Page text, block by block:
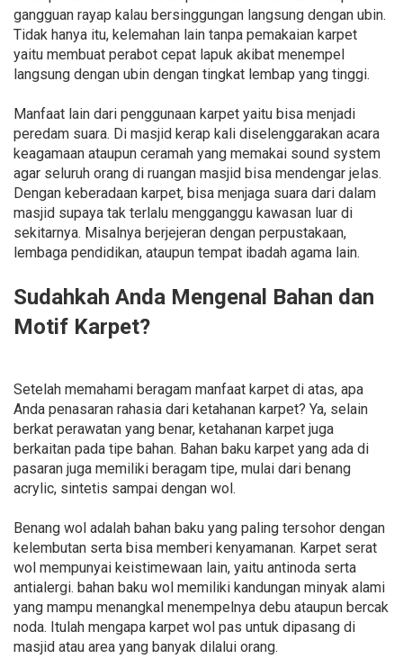
gangguan rayap kalau bersinggungan langsung dengan ubin.
Tidak hanya itu, kelemahan lain tanpa pemakaian karpet
yaitu membuat perabot cepat lapuk akibat menempel
langsung dengan ubin dengan tingkat lembap yang tinggi.
Manfaat lain dari penggunaan karpet yaitu bisa menjadi
peredam suara. Di masjid kerap kali diselenggarakan acara
keagamaan ataupun ceramah yang memakai sound system
agar seluruh orang di ruangan masjid bisa mendengar jelas.
Dengan keberadaan karpet, bisa menjaga suara dari dalam
masjid supaya tak terlalu mengganggu kawasan luar di
sekitarnya. Misalnya berjejeran dengan perpustakaan,
lembaga pendidikan, ataupun tempat ibadah agama lain.
Sudahkah Anda Mengenal Bahan dan
Motif Karpet?
Setelah memahami beragam manfaat karpet di atas, apa
Anda penasaran rahasia dari ketahanan karpet? Ya, selain
berkat perawatan yang benar, ketahanan karpet juga
berkaitan pada tipe bahan. Bahan baku karpet yang ada di
pasaran juga memiliki beragam tipe, mulai dari benang
acrylic, sintetis sampai dengan wol.
Benang wol adalah bahan baku yang paling tersohor dengan
kelembutan serta bisa memberi kenyamanan. Karpet serat
wol mempunyai keistimewaan lain, yaitu antinoda serta
antialergi. bahan baku wol memiliki kandungan minyak alami
yang mampu menangkal menempelnya debu ataupun bercak
noda. Itulah mengapa karpet wol pas untuk dipasang di
masjid atau area yang banyak dilalui orang.